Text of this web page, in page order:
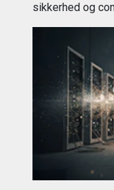
sikkerhed og